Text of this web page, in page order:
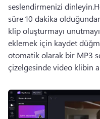
seslendirmenizi dinleyin.
süre 10 dakika
klip oluşturmayı
eklemek için kaydet
otomatik olarak bir MP3
çizelgesinde video klibin